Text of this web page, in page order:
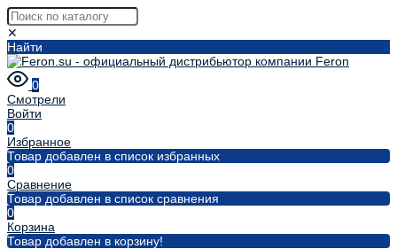
✕
Найти
0
Смотрели
Войти
0
Избранное
Товар добавлен в список избранных
0
Сравнение
Товар добавлен в список сравнения
0
Корзина
Товар добавлен в корзину!